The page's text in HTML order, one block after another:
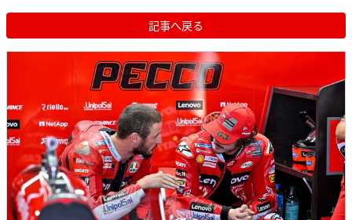
記事へ戻る